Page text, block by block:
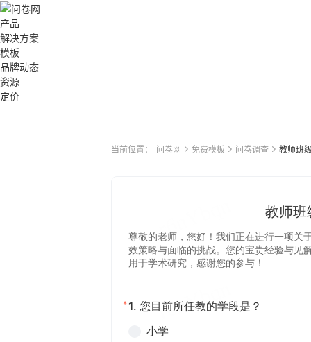
产品
解决方案
模板
品牌动态
资源
定价
当前位置： 问卷网 免费模板 问卷调查 教师班